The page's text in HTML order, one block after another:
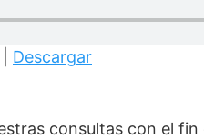
Descargar
consultas con el